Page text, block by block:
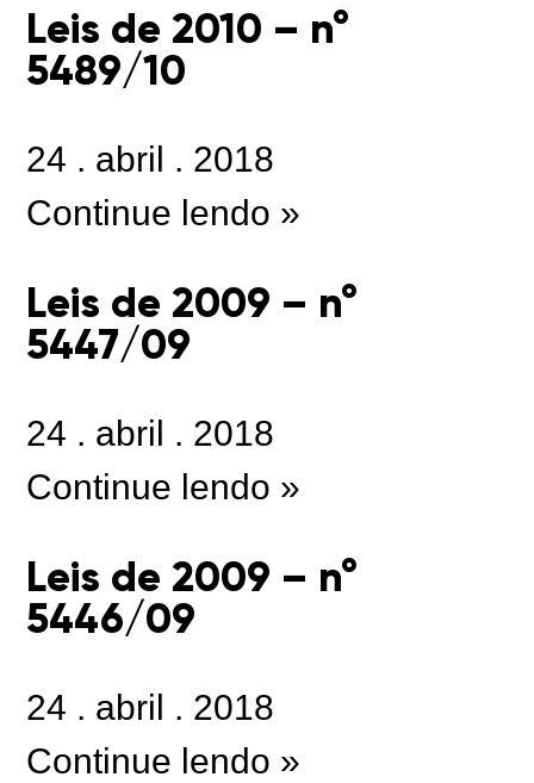
Leis de 2010 – n°
5489/10
24 . abril . 2018
Continue lendo »
Leis de 2009 – n°
5447/09
24 . abril . 2018
Continue lendo »
Leis de 2009 – n°
5446/09
24 . abril . 2018
Continue lendo »